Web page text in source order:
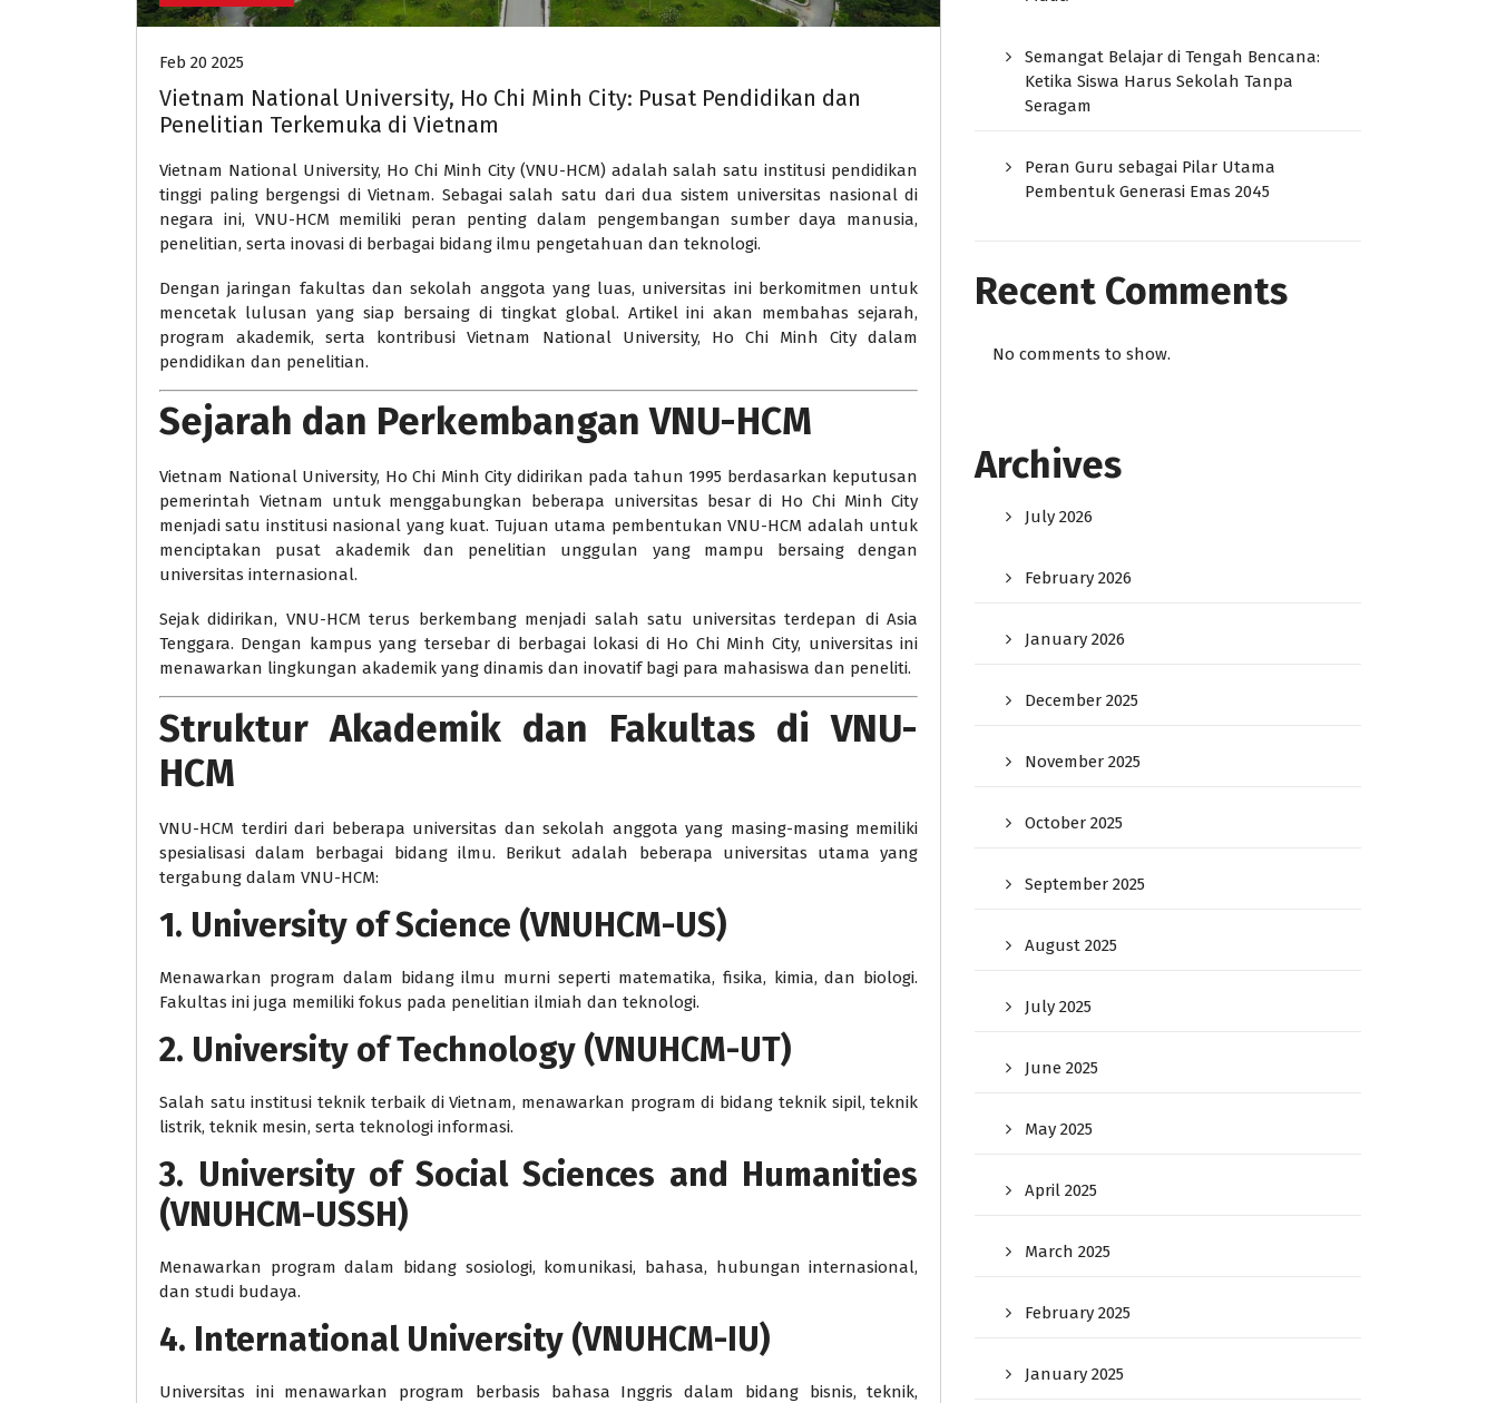
Feb 20 2025
Vietnam National University, Ho Chi Minh City: Pusat Pendidikan dan
Penelitian Terkemuka di Vietnam
Vietnam National University, Ho Chi Minh City (VNU-HCM) adalah salah satu institusi pendidikan
tinggi paling bergengsi di Vietnam. Sebagai salah satu dari dua sistem universitas nasional di
negara ini, VNU-HCM memiliki peran penting dalam pengembangan sumber daya manusia,
penelitian, serta inovasi di berbagai bidang ilmu pengetahuan dan teknologi.
Dengan jaringan fakultas dan sekolah anggota yang luas, universitas ini berkomitmen untuk
mencetak lulusan yang siap bersaing di tingkat global. Artikel ini akan membahas sejarah,
program akademik, serta kontribusi Vietnam National University, Ho Chi Minh City dalam
pendidikan dan penelitian.
Sejarah dan Perkembangan VNU-HCM
Vietnam National University, Ho Chi Minh City didirikan pada tahun 1995 berdasarkan keputusan
pemerintah Vietnam untuk menggabungkan beberapa universitas besar di Ho Chi Minh City
menjadi satu institusi nasional yang kuat. Tujuan utama pembentukan VNU-HCM adalah untuk
menciptakan pusat akademik dan penelitian unggulan yang mampu bersaing dengan
universitas internasional.
Sejak didirikan, VNU-HCM terus berkembang menjadi salah satu universitas terdepan di Asia
Tenggara. Dengan kampus yang tersebar di berbagai lokasi di Ho Chi Minh City, universitas ini
menawarkan lingkungan akademik yang dinamis dan inovatif bagi para mahasiswa dan peneliti.
Struktur Akademik dan Fakultas di VNU-
HCM
VNU-HCM terdiri dari beberapa universitas dan sekolah anggota yang masing-masing memiliki
spesialisasi dalam berbagai bidang ilmu. Berikut adalah beberapa universitas utama yang
tergabung dalam VNU-HCM:
1. University of Science (VNUHCM-US)
Menawarkan program dalam bidang ilmu murni seperti matematika, fisika, kimia, dan biologi.
Fakultas ini juga memiliki fokus pada penelitian ilmiah dan teknologi.
2. University of Technology (VNUHCM-UT)
Salah satu institusi teknik terbaik di Vietnam, menawarkan program di bidang teknik sipil, teknik
listrik, teknik mesin, serta teknologi informasi.
3. University of Social Sciences and Humanities
(VNUHCM-USSH)
Menawarkan program dalam bidang sosiologi, komunikasi, bahasa, hubungan internasional,
dan studi budaya.
4. International University (VNUHCM-IU)
Universitas ini menawarkan program berbasis bahasa Inggris dalam bidang bisnis, teknik,
Semangat Belajar di Tengah Bencana:
Ketika Siswa Harus Sekolah Tanpa
Seragam
Peran Guru sebagai Pilar Utama
Pembentuk Generasi Emas 2045
Recent Comments
No comments to show.
Archives
July 2026
February 2026
January 2026
December 2025
November 2025
October 2025
September 2025
August 2025
July 2025
June 2025
May 2025
April 2025
March 2025
February 2025
January 2025